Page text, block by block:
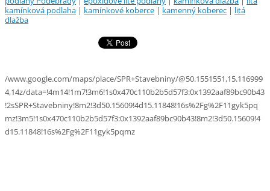
kamínková podlaha | kamínkové koberce | kamenný koberec | litá
dlažba
/www.google.com/maps/place/SPR+Stavebniny/@50.1551551,15.116999
4,14z/data=!4m14!1m7!3m6!1s0x470c110b2b5d57f3:0x1392aaf89bc90b43
!2sSPR+Stavebniny!8m2!3d50.15609!4d15.11848!16s%2Fg%2F11gyk5pq
mz!3m5!1s0x470c110b2b5d57f3:0x1392aaf89bc90b43!8m2!3d50.15609!4
d15.11848!16s%2Fg%2F11gyk5pqmz